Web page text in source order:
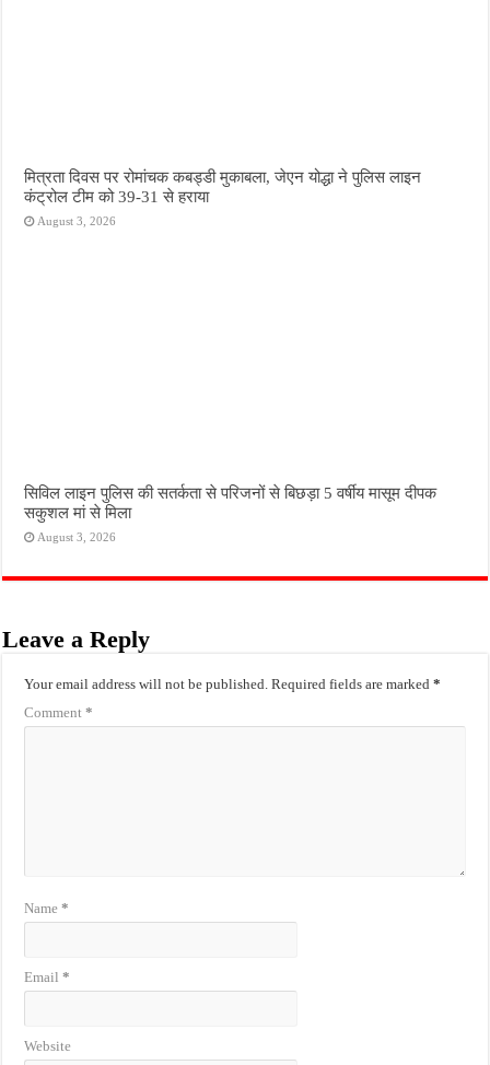
मित्रता दिवस पर रोमांचक कबड्डी मुकाबला, जेएन योद्धा ने पुलिस लाइन
कंट्रोल टीम को 39-31 से हराया
August 3, 2026
सिविल लाइन पुलिस की सतर्कता से परिजनों से बिछड़ा 5 वर्षीय मासूम दीपक
सकुशल मां से मिला
August 3, 2026
Leave a Reply
Your email address will not be published. Required fields are marked*
Comment*
Name*
Email*
Website